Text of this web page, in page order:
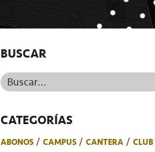
BUSCAR
Buscar...
CATEGORÍAS
ABONOS CAMPUS CANTERA
CLUB